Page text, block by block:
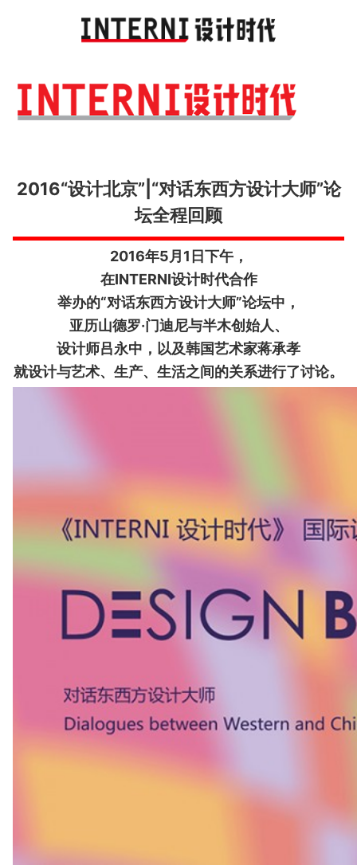
2016“设计北京”|“对话东西方设计大师”论
坛全程回顾
2016年5月1日下午，
在INTERNI设计时代合作
举办的“对话东西方设计大师”论坛中，
亚历山德罗·门迪尼与半木创始人、
设计师吕永中，以及韩国艺术家蒋承孝
就设计与艺术、生产、生活之间的关系进行了讨论。